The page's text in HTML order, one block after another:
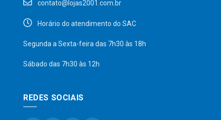
contato@lojas2001.com.br
Horário do atendimento do SAC
Segunda a Sexta-feira das 7h30 às 18h
Sábado das 7h30 às 12h
REDES SOCIAIS